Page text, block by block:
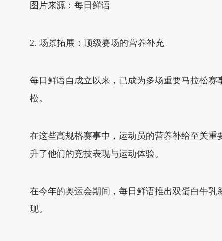
图片来源：每日鲜语
2. 场景拓展：顶级赛场的营养补充
每日鲜语自成立以来，已成为多场重要马拉松
松。
在这些高规格赛事中，运动员的营养补给至关
升了他们的竞技表现与运动体验。
在今年的奥运会期间，每日鲜语推出双蛋白牛
现。